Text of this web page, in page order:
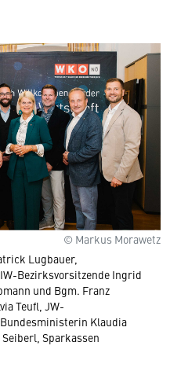
© Markus Morawetz
Lugbauer,
Bezirksvorsitzende Ingrid
und Bgm. Franz
Teufl, JW-
Klaudia
Sparkassen